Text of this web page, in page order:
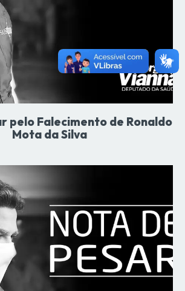
pelo Falecimento de Ronaldo
Mota da Silva